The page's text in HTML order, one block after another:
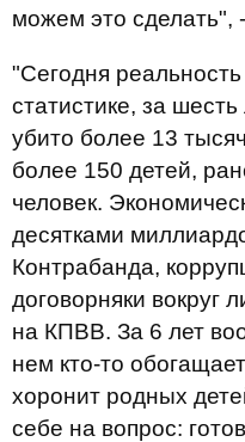
можем это сделать",
"Сегодня
статистике, за
убито более 13
более 150 детей,
человек.
десятками
Контрабанда,
договорняки вокруг
на КПВВ. За 6 лет
нем кто-то
хоронит родных
себе на вопрос: